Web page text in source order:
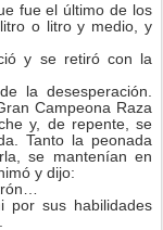
fue el último de los
o litro y medio, y
y se retiró con la
la desesperación.
Campeona Raza
y, de repente, se
Tanto la peonada
se mantenían en
y dijo:
por sus habilidades